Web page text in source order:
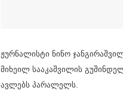
ჟურნალისტი ნინო
მიხეილ სააკაშვილის
ავლებს პარალელს.